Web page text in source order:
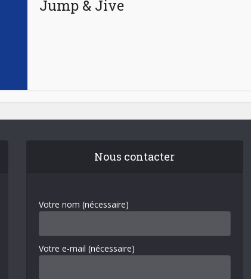
Jump & Jive
Nous contacter
Votre nom (nécessaire)
Votre e-mail (nécessaire)